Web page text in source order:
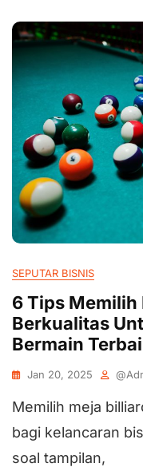
SEPUTAR BISNIS
6 Tips Memilih
Berkualitas
Bermain
Jan 20, 2025
Memilih meja
bagi kelancaran
soal tampilan,